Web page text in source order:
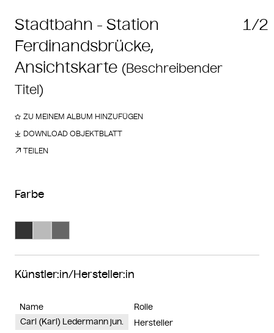
Stadtbahn - Station
Ferdinandsbrücke,
Ansichtskarte (Beschreibender
Titel)
1/2
ZU MEINEM ALBUM HINZUFÜGEN
DOWNLOAD OBJEKTBLATT
TEILEN
Farbe
Künstler:in/Hersteller:in
Name
Rolle
Carl (Karl) Ledermann jun.
Hersteller